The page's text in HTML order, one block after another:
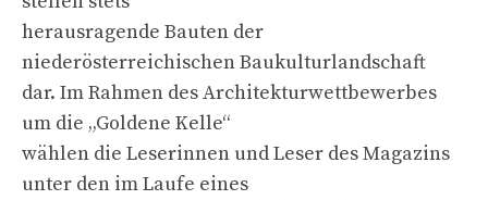
herausragende Bauten der
niederösterreichischen Baukulturlandschaft
dar. Im Rahmen des Architekturwettbewerbes
um die „Goldene Kelle“
wählen die Leserinnen und Leser des Magazins
unter den im Laufe eines